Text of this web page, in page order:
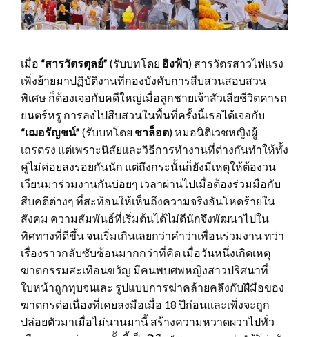
เมื่อ “สารวัตรตุลย์” (รับบทโดย อิงฟ้า) สารวัตรสาวไฟแรง
เพิ่งย้ายมาปฏิบัติงานที่กองบังคับการสืบสวนสอบสวน
พิเศษ ก็ต้องเจอกับคดีใหญ่เมื่อลูกชายเจ้าสัวเสียชีวิตคารถ
ยนตร์หรู การลงไปสืบสวนในพื้นที่ครั้งนี้เธอได้เจอกับ
“เฌอรัญชน์” (รับบทโดย ชาล็อต) หมอนิติเวชหญิงผู้
เถรตรง แต่เพราะนิสัยและวิธีการทำงานที่ต่างกันทำให้ทั้ง
คู่ไม่ค่อยลงรอยกันนัก แต่ถึงกระนั้นก็ยังมีเหตุให้ต้องวน
เวียนมาร่วมงานกันบ่อยๆ เวลาผ่านไปเมื่อต้องร่วมมือกับ
สืบคดีต่างๆ ที่สะท้อนให้เห็นถึงความจริงอันโหดร้ายใน
สังคม ความสัมพันธ์ที่เริ่มต้นได้ไม่ดีนักจึงพัฒนาไปใน
ทิศทางที่ดีขึ้น จนเริ่มเกินเลยกว่าคำว่าเพื่อนร่วมงาน ทว่า
เรื่องราวกลับซับซ้อนมากกว่าที่คิด เมื่อวันหนึ่งเกิดเหตุ
ฆาตกรรมสะเทือนขวัญ มีคนพบศพหญิงสาวปริศนาที่
ใบหน้าถูกทุบจนเละ รูปแบบการฆ่าคล้ายคลึงกับฝีมือของ
ฆาตกรต่อเนื่องที่เคยลงมือเมื่อ 18 ปีก่อนและเพิ่งจะถูก
ปล่อยตัวมาเมื่อไม่นานมานี้ สร้างความหวาดผวาไปทั่ว